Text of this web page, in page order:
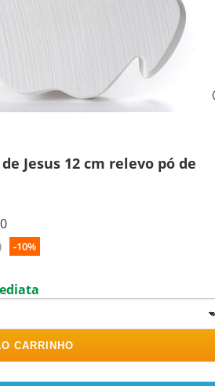
Jesus 12 cm relevo pó de
-10%
CARRINHO